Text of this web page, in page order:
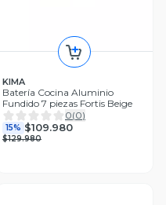
KIMA
Batería Cocina Aluminio
Fundido 7 piezas Fortis Beige
0(0)
15% $109.980
$129.980